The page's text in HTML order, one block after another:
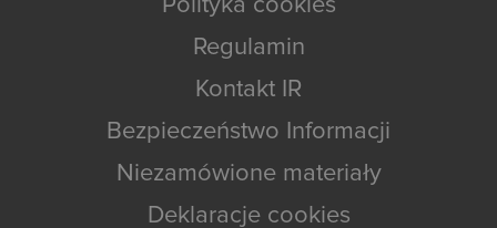
Polityka cookies
Regulamin
Kontakt IR
Bezpieczeństwo Informacji
Niezamówione materiały
Deklaracje cookies